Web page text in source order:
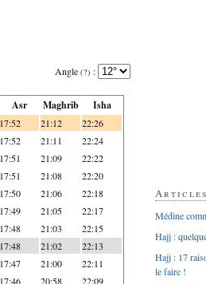
Angle (?) :
Asr Maghrib Isha
17:52 21:12 22:26
17:52 21:11 22:24
17:51 21:09 22:22
17:51 21:08 22:20
17:50 21:06 22:18
17:49 21:05 22:17
17:48 21:03 22:15
17:48 21:02 22:13
17:47 21:00 22:11
17:46 20:58 22:09
Médine
Hajj :
Hajj : 17
le faire !